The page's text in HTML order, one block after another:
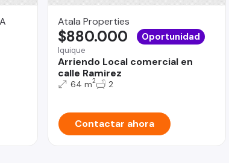
Atala Properties
Iquique
Arriendo Local comercial en
calle Ramirez
$880.000 Oportunidad
64 m2 2
Contactar ahora